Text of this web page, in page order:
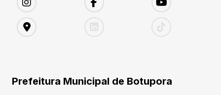
Prefeitura Municipal de Botupora